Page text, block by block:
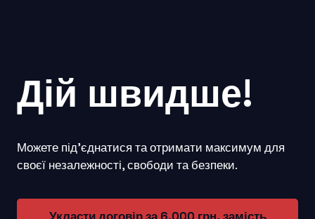
Дій швидше!
Можете підʼєднатися та отримати максимум для
своєї незалежності, свободи та безпеки.